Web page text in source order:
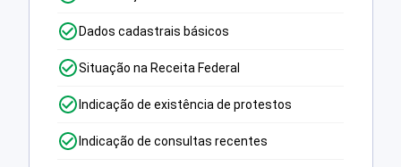
Dados cadastrais básicos
Situação na Receita Federal
Indicação de existência de protestos
Indicação de consultas recentes